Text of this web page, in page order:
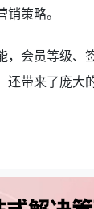
销策略。
，会员等级、
带来了庞大